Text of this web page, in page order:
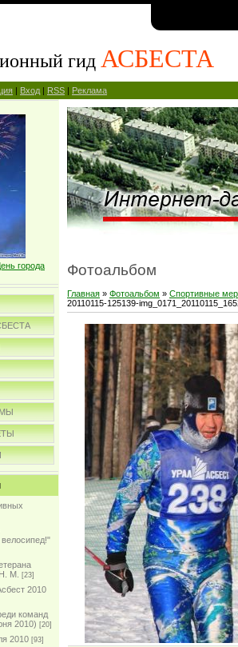
гид АСБЕСТА
| Вход | RSS | Реклама
города
М.
[23]
2010
команд
2010) [20]
2010 [93]
Фотоальбом
Главная » Фотоальбом » Спортивные
20110115-125139-